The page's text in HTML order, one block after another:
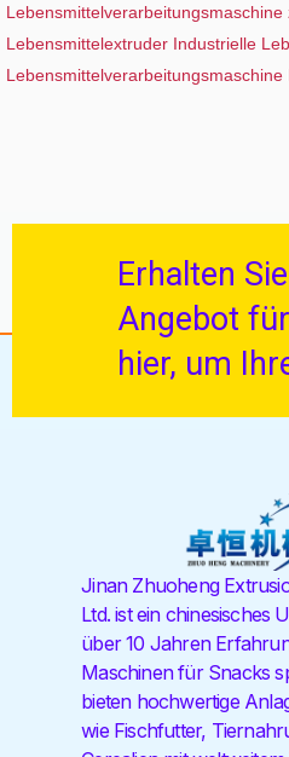
Lebensmittelverarbeitungsmaschine
Lebensmittelextruder Industrielle
Lebensmittelverarbeitungsmaschine
Erhalten
Angebot
hier, um
Jinan Zhuoheng
Ltd. ist ein chinesisches
über 10 Jahren
Maschinen für Snacks
bieten hochwertige
wie Fischfutter,